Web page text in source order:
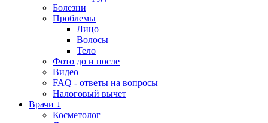
Болезни
Проблемы
Лицо
Волосы
Тело
Фото до и после
Видео
FAQ - ответы на вопросы
Налоговый вычет
Врачи ↓
Косметолог